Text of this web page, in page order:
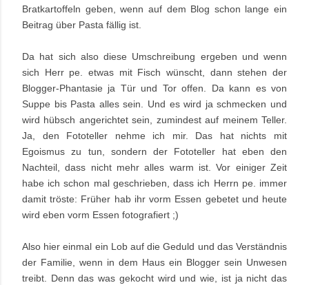
Bratkartoffeln geben, wenn auf dem Blog schon lange ein
Beitrag über Pasta fällig ist.
Da hat sich also diese Umschreibung ergeben und wenn
sich Herr pe. etwas mit Fisch wünscht, dann stehen der
Blogger-Phantasie ja Tür und Tor offen. Da kann es von
Suppe bis Pasta alles sein. Und es wird ja schmecken und
wird hübsch angerichtet sein, zumindest auf meinem Teller.
Ja, den Fototeller nehme ich mir. Das hat nichts mit
Egoismus zu tun, sondern der Fototeller hat eben den
Nachteil, dass nicht mehr alles warm ist. Vor einiger Zeit
habe ich schon mal geschrieben, dass ich Herrn pe. immer
damit tröste: Früher hab ihr vorm Essen gebetet und heute
wird eben vorm Essen fotografiert ;)
Also hier einmal ein Lob auf die Geduld und das Verständnis
der Familie, wenn in dem Haus ein Blogger sein Unwesen
treibt. Denn das was gekocht wird und wie, ist ja nicht das